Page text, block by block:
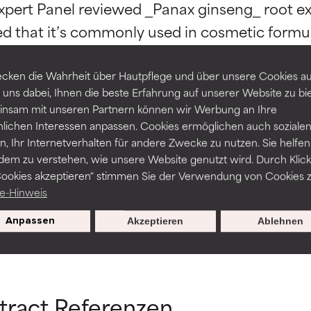
die Wahrheit über Hautpflege und über unsere Cookies
dabei, Ihnen die beste Erfahrung auf unserer Website zu
mit unseren Partnern können wir Werbung an Ihre
Interessen anpassen. Cookies ermöglichen auch sozialen
Ihr Internetverhalten für andere Zwecke zu nutzen. Sie
zu verstehen, wie unsere Website genutzt wird. Durch
akzeptieren“ stimmen Sie der Verwendung von Cookies
Hinweis
Anpassen Ablehnen
Akzeptieren
Panel reviewed _Panax ginseng_ root
that it’s commonly used in cosmetic
ZURÜCK ZUR SUCHE
nicht irritierend, kann aber auch ästhetische, Haltbarkeits- oder
die die Verwendbarkeit einschränken.
von Hautreizungen. Das Risiko wächst, wenn es mit
kombiniert wird.
Entzündungen, Trockenheit etc. verursachen. Kann bei
nicht irritierend, kann aber auch ästhetische, Haltbarkeits- oder
die die Verwendbarkeit einschränken.
von Hautreizungen. Das Risiko wächst, wenn es mit
kombiniert wird.
Entzündungen, Trockenheit etc. verursachen. Kann bei